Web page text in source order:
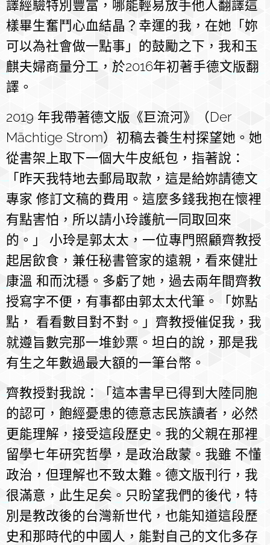
譯經驗特別豐富，哪能輕易放手他人翻譯這
樣畢生奮鬥心血結晶？幸運的我，在她「妳
可以為社會做一點事」的鼓勵之下，我和玉
麒夫婦商量分工，於2016年初著手德文版翻
譯。
2019 年我帶著德文版《巨流河》（Der
Mächtige Strom）初稿去養生村探望她。她
從書架上取下一個大牛皮紙包，指著說：
「昨天我特地去郵局取款，這是給妳請德文
專家 修訂文稿的費用。這麼多錢我抱在懷裡
有點害怕，所以請小玲護航一同取回來
的。」 小玲是郭太太，一位專門照顧齊教授
起居飲食，兼任秘書管家的遠親，看來健壯
康溫 和而沈穩。多虧了她，過去兩年間齊教
授寫字不便，有事都由郭太太代筆。「妳點
點， 看看數目對不對。」齊教授催促我，我
就遵旨數完那一堆鈔票。坦白的說，那是我
有生之年數過最大額的一筆台幣。
齊教授對我說：「這本書早已得到大陸同胞
的認可，飽經憂患的德意志民族讀者，必然
更能理解，接受這段歷史。我的父親在那裡
留學七年研究哲學，是政治啟蒙。我雖 不懂
政治，但理解也不致太難。德文版刊行，我
很滿意，此生足矣。只盼望我們的後代，特
別是教改後的台灣新世代，也能知道這段歷
史和那時代的中國人，能對自己的文化多存